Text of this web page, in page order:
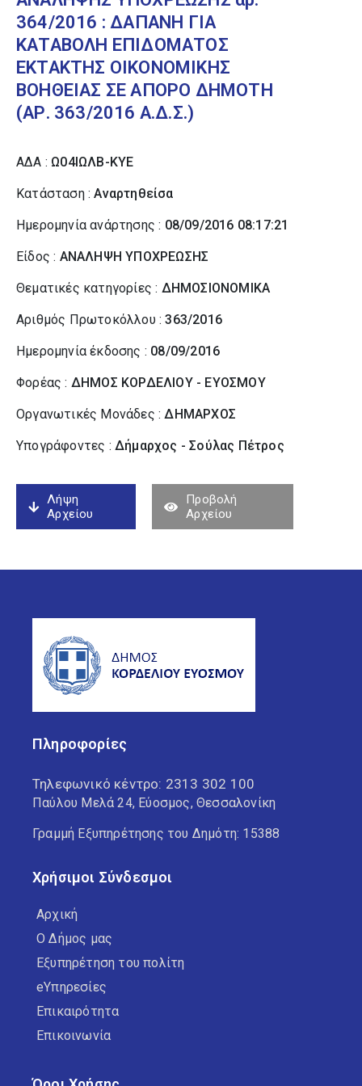
364/2016 : ΔΑΠΑΝΗ ΓΙΑ
ΚΑΤΑΒΟΛΗ ΕΠΙΔΟΜΑΤΟΣ
ΕΚΤΑΚΤΗΣ ΟΙΚΟΝΟΜΙΚΗΣ
ΒΟΗΘΕΙΑΣ ΣΕ ΑΠΟΡΟ ΔΗΜΟΤΗ
(ΑΡ. 363/2016 Α.Δ.Σ.)
ΑΔΑ : Ω04ΙΩΛΒ-ΚΥΕ
Κατάσταση :Αναρτηθείσα
Ημερομηνία ανάρτησης : 08/09/2016 08:17:21
Είδος : ΑΝΑΛΗΨΗ ΥΠΟΧΡΕΩΣΗΣ
Θεματικές κατηγορίες : ΔΗΜΟΣΙΟΝΟΜΙΚΑ
Αριθμός Πρωτοκόλλου :363/2016
Ημερομηνία έκδοσης : 08/09/2016
Φορέας : ΔΗΜΟΣ ΚΟΡΔΕΛΙΟΥ - ΕΥΟΣΜΟΥ
Οργανωτικές Μονάδες :ΔΗΜΑΡΧΟΣ
Υπογράφοντες : Δήμαρχος - Σούλας Πέτρος
Λήψη
Αρχείου
Προβολή
Αρχείου
Πληροφορίες
Τηλεφωνικό κέντρο: 2313 302 100
Παύλου Μελά 24, Εύοσμος, Θεσσαλονίκη
Γραμμή Εξυπηρέτησης του Δημότη: 15388
Χρήσιμοι Σύνδεσμοι
Αρχική
Ο Δήμος μας
Εξυπηρέτηση του πολίτη
eΥπηρεσίες
Επικαιρότητα
Επικοινωνία